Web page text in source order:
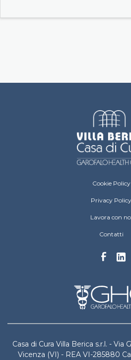
Villa Berica Footer menu
Cookie Policy
Privacy Policy
Lavora con
Contatti
Casa di Cura Villa Berica s.r.l. - Via
Vicenza (VI) - REA VI-285880